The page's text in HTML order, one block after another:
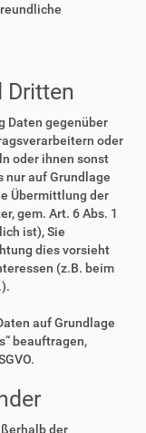
Dritten
Daten gegenüber
oder
oder ihnen sonst
nur auf Grundlage
Übermittlung der
gem. Art. 6 Abs. 1
ist), Sie
dies vorsieht
(z.B. beim
auf Grundlage
beauftragen,
der